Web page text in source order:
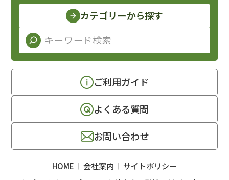
カテゴリーから探す
ご利用ガイド
よくある質問
お問い合わせ
HOME 会社案内
サイトポリシー